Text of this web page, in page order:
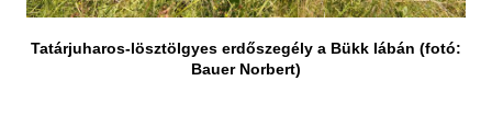
Tatárjuharos-lösztölgyes erdőszegély a Bükk lábán (fotó:
Bauer Norbert)